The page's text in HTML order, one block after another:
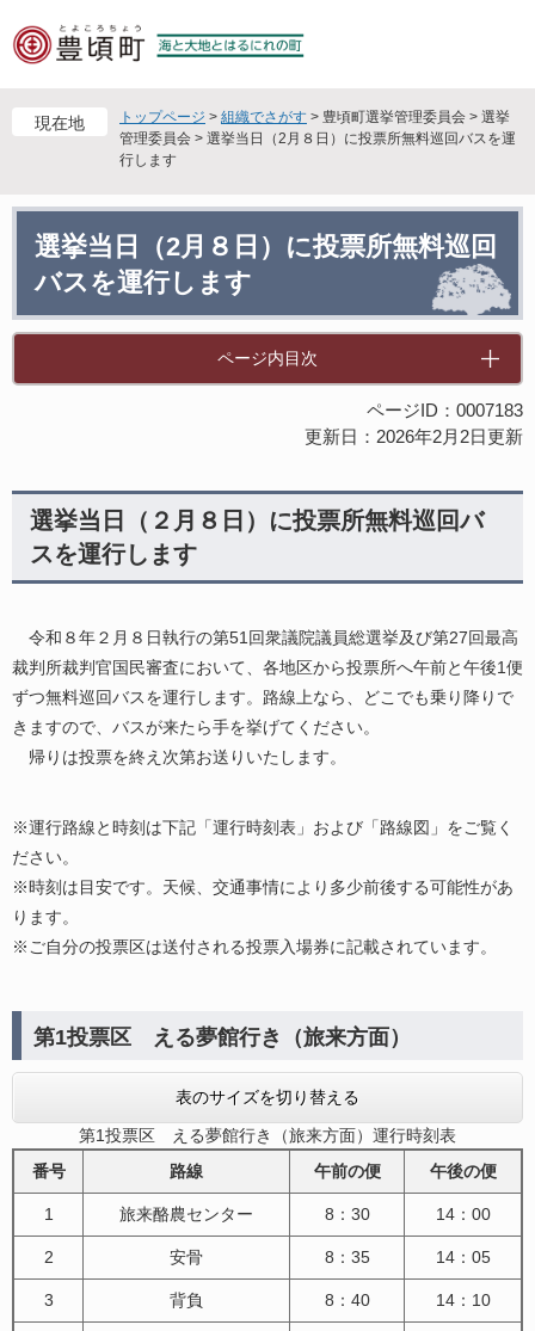
ー
。
ニ
て
現在地 トップページ > 組織でさがす > 豊頃町選挙管理委員会 > 選挙
管理委員会 > 選挙当日（2月８日）に投票所無料巡回バスを運
行します
選挙当日（2月８日）に投票所無料巡回
バスを運行します
ページ内目次
ページID：0007183
更新日：2026年2月2日更新
選挙当日（２月８日）に投票所無料巡回バ
スを運行します
令和８年２月８日執行の第51回衆議院議員総選挙及び第27回最高
裁判所裁判官国民審査において、各地区から投票所へ午前と午後1便
ずつ無料巡回バスを運行します。路線上なら、どこでも乗り降りで
きますので、バスが来たら手を挙げてください。
帰りは投票を終え次第お送りいたします。
※運行路線と時刻は下記「運行時刻表」および「路線図」をご覧く
ださい。
※時刻は目安です。天候、交通事情により多少前後する可能性があ
ります。
※ご自分の投票区は送付される投票入場券に記載されています。
第1投票区 える夢館行き（旅来方面）
表のサイズを切り替える
第1投票区 える夢館行き（旅来方面）運行時刻表
番号
路線 午前の便 午後の便
1 旅来酪農センター 8：30 14：00
2 安骨 8：35 14：05
3 背負 8：40 14：10